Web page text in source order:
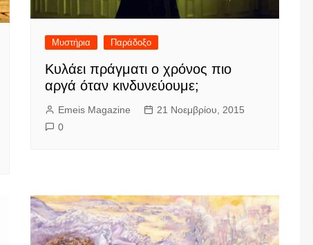
Μυστήρια Παράδοξο
Κυλάει πράγματι ο χρόνος πιο
αργά όταν κινδυνεύουμε;
Emeis Magazine
21 Νοεμβρίου, 2015
0